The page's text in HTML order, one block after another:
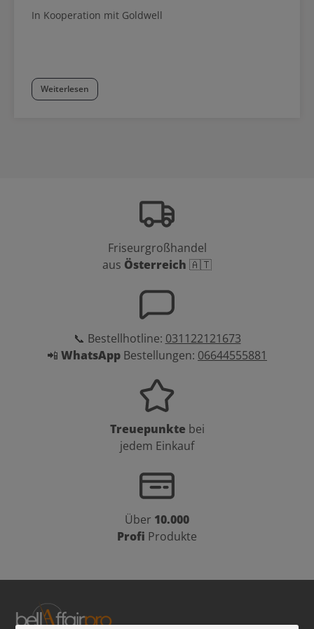
In Kooperation mit Goldwell
Weiterlesen
Friseurgroßhandel
aus Österreich 🇦🇹
📞 Bestellhotline: 031122121673
📲 WhatsApp Bestellungen: 06644555881
Treuepunkte bei
jedem Einkauf
Über 10.000
Profi Produkte